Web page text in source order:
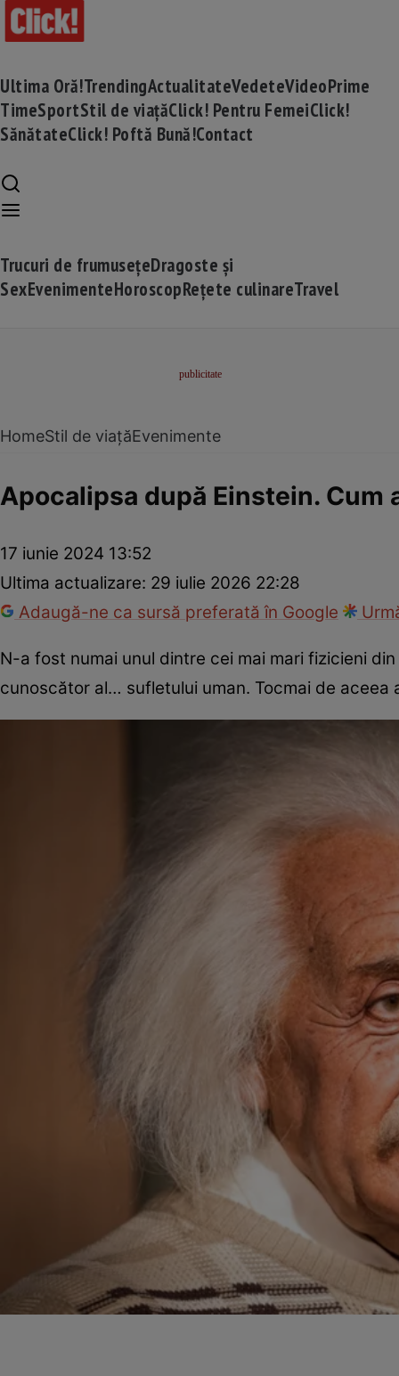
Ultima Oră!TrendingActualitateVedeteVideoPrime
TimeSportStil de viațăClick! Pentru FemeiClick!
SănătateClick! Poftă Bună!Contact
Trucuri de frumusețeDragoste și
SexEvenimenteHoroscopRețete culinareTravel
HomeStil de viațăEvenimente
Apocalipsa după Einstein.
17 iunie 2024 13:52
Ultima actualizare: 29 iulie 2026 22:28
Adaugă-ne ca sursă preferată în Google
N-a fost numai unul dintre cei mai mari fizicieni
cunoscător al… sufletului uman. Tocmai de aceea